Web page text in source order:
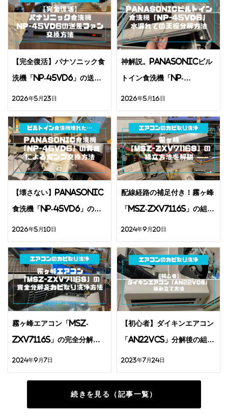
【完全復活】パナソニック食
洗機「NP-45VD6」の送風
ファン交換方法
2026年5月23日
神解説。Panasonicビル
トイン食洗機「NP-
45VD6」水漏れでの天板分
2026年5月16日
【壊さない】Panasonic
食洗機「NP-45VD6」の異
音によるポンプ交換方法
2026年5月10日
配線経路の補足付き！霧ヶ峰
「MSZ-ZXV7116S」の組立
方法を解説
2024年9月20日
霧ヶ峰エアコン「MSZ-
ZXV7116S」の完全分解＆
カビ取り洗浄方法
2024年9月7日
【初心者】ダイキンエアコン
「AN22VCS」分解後の組み
立て方法9STEP
2023年7月24日
続きを見る（記事一覧）